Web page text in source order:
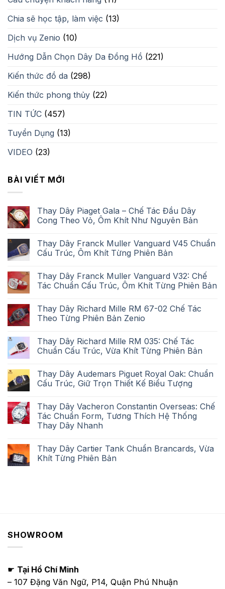
Chia sẽ học tập, làm việc (13)
Dịch vụ Zenio (10)
Hướng Dẫn Chọn Dây Da Đồng Hồ (221)
Kiến thức đồ da (298)
Kiến thức phong thủy (22)
TIN TỨC (457)
Tuyển Dụng (13)
VIDEO (23)
BÀI VIẾT MỚI
Thay Dây Piaget Gala – Chế Tác Đầu Dây
Cong Theo Vỏ, Ôm Khít Như Nguyên Bản
Thay Dây Franck Muller Vanguard V45 Chuẩn
Cấu Trúc, Ôm Khít Từng Phiên Bản
Thay Dây Franck Muller Vanguard V32: Chế
Tác Chuẩn Cấu Trúc, Ôm Khít Từng Phiên Bản
Thay Dây Richard Mille RM 67-02 Chế Tác
Theo Từng Phiên Bản Zenio
Thay Dây Richard Mille RM 035: Chế Tác
Chuẩn Cấu Trúc, Vừa Khít Từng Phiên Bản
Thay Dây Audemars Piguet Royal Oak: Chuẩn
Cấu Trúc, Giữ Trọn Thiết Kế Biểu Tượng
Thay Dây Vacheron Constantin Overseas: Chế
Tác Chuẩn Form, Tương Thích Hệ Thống
Thay Dây Nhanh
Thay Dây Cartier Tank Chuẩn Brancards, Vừa
Khít Từng Phiên Bản
SHOWROOM
☛ Tại Hồ Chí Minh
– 107 Đặng Văn Ngữ, P14, Quận Phú Nhuận